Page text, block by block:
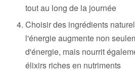
tout au long de la journée
Choisir des ingrédients
l'énergie augmente non
d'énergie, mais nourrit
élixirs riches en nutriments